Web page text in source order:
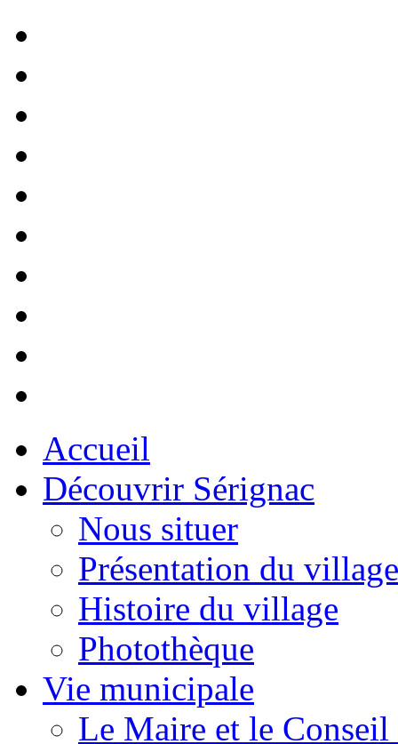
Accueil
Découvrir Sérignac
Nous situer
Présentation du village
Histoire du village
Photothèque
Vie municipale
Le Maire et le